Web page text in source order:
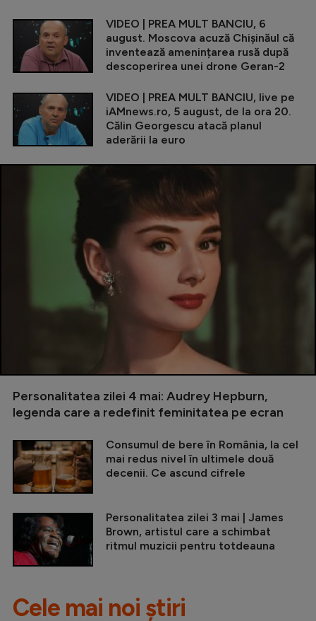
VIDEO | PREA MULT BANCIU, 6
august. Moscova acuză Chișinăul că
inventează amenințarea rusă după
descoperirea unei drone Geran-2
VIDEO | PREA MULT BANCIU, live pe
iAMnews.ro, 5 august, de la ora 20.
Călin Georgescu atacă planul
aderării la euro
Personalitatea zilei 4 mai: Audrey Hepburn,
legenda care a redefinit feminitatea pe ecran
Consumul de bere în România, la cel
mai redus nivel în ultimele două
decenii. Ce ascund cifrele
Personalitatea zilei 3 mai | James
Brown, artistul care a schimbat
ritmul muzicii pentru totdeauna
Cele mai noi știri